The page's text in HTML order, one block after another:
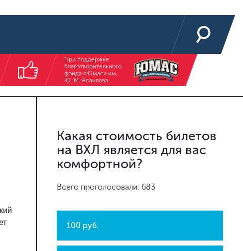
При поддержке
благотворительного
фонда «Юмас» им.
Ю. М. Асаилова
Какая стоимость билетов
на ВХЛ является для вас
комфортной?
Всего проголосовали: 683
100 руб.